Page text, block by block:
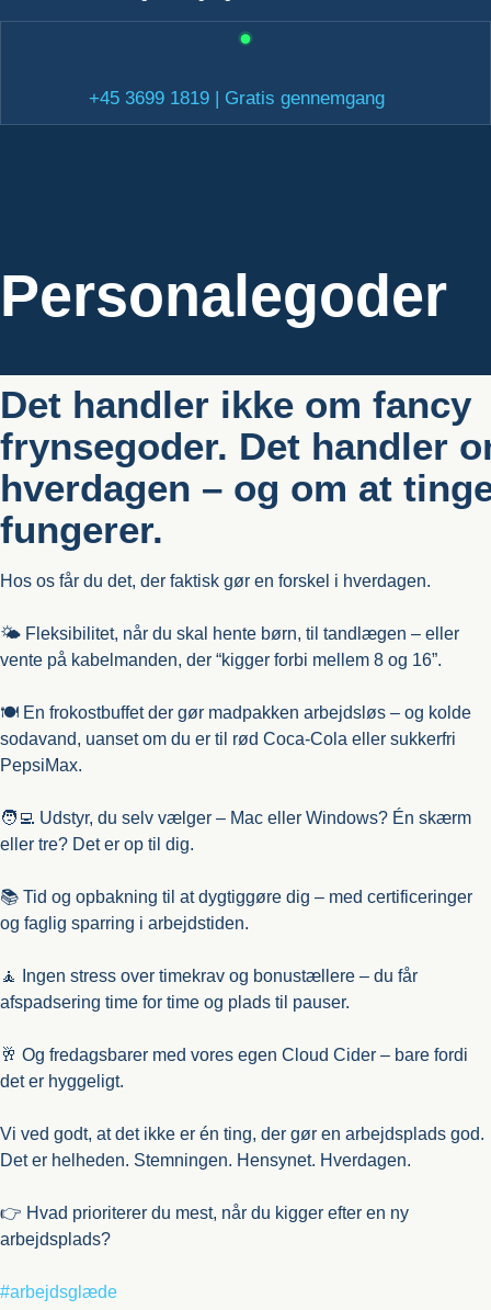
+45 3699 1819 | Gratis gennemgang
Personalegoder
Det handler ikke om fancy
frynsegoder. Det handler
hverdagen – og om at
fungerer.
Hos os får du det, der faktisk gør en forskel i hverdagen.
🌤️ Fleksibilitet, når du skal hente børn, til tandlægen – eller
vente på kabelmanden, der “kigger forbi mellem 8 og 16”.
🍽️ En frokostbuffet der gør madpakken arbejdsløs – og kolde
sodavand, uanset om du er til rød Coca-Cola eller sukkerfri
PepsiMax.
🧑‍💻 Udstyr, du selv vælger – Mac eller Windows? Én skærm
eller tre? Det er op til dig.
📚 Tid og opbakning til at dygtiggøre dig – med certificeringer
og faglig sparring i arbejdstiden.
🧘 Ingen stress over timekrav og bonustællere – du får
afspadsering time for time og plads til pauser.
🥂 Og fredagsbarer med vores egen Cloud Cider – bare fordi
det er hyggeligt.
Vi ved godt, at det ikke er én ting, der gør en arbejdsplads god.
Det er helheden. Stemningen. Hensynet. Hverdagen.
👉 Hvad prioriterer du mest, når du kigger efter en ny
arbejdsplads?
#arbejdsglæde